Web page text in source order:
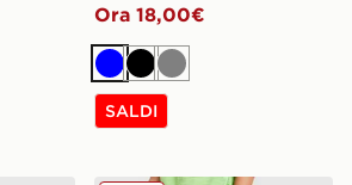
Ora 18,00€
BluNeroGrigio
SALDI